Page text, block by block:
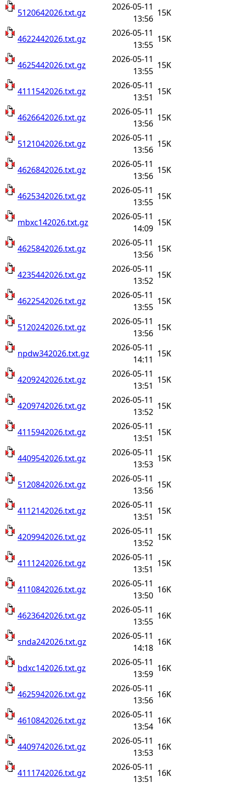
5120642026.txt.gz
2026-05-11
13:56
15K
4622442026.txt.gz
2026-05-11
13:55
15K
4625442026.txt.gz
2026-05-11
13:55
15K
4111542026.txt.gz
2026-05-11
13:51
15K
4626642026.txt.gz
2026-05-11
13:56
15K
5121042026.txt.gz
2026-05-11
13:56
15K
4626842026.txt.gz
2026-05-11
13:56
15K
4625342026.txt.gz
2026-05-11
13:55
15K
mbxc142026.txt.gz
2026-05-11
14:09
15K
4625842026.txt.gz
2026-05-11
13:56
15K
4235442026.txt.gz
2026-05-11
13:52
15K
4622542026.txt.gz
2026-05-11
13:55
15K
5120242026.txt.gz
2026-05-11
13:56
15K
npdw342026.txt.gz
2026-05-11
14:11
15K
4209242026.txt.gz
2026-05-11
13:51
15K
4209742026.txt.gz
2026-05-11
13:52
15K
4115942026.txt.gz
2026-05-11
13:51
15K
4409542026.txt.gz
2026-05-11
13:53
15K
5120842026.txt.gz
2026-05-11
13:56
15K
4112142026.txt.gz
2026-05-11
13:51
15K
4209942026.txt.gz
2026-05-11
13:52
15K
4111242026.txt.gz
2026-05-11
13:51
15K
4110842026.txt.gz
2026-05-11
13:50
16K
4623642026.txt.gz
2026-05-11
13:55
16K
snda242026.txt.gz
2026-05-11
14:18
16K
bdxc142026.txt.gz
2026-05-11
13:59
16K
4625942026.txt.gz
2026-05-11
13:56
16K
4610842026.txt.gz
2026-05-11
13:54
16K
4409742026.txt.gz
2026-05-11
13:53
16K
4111742026.txt.gz
2026-05-11
13:51
16K